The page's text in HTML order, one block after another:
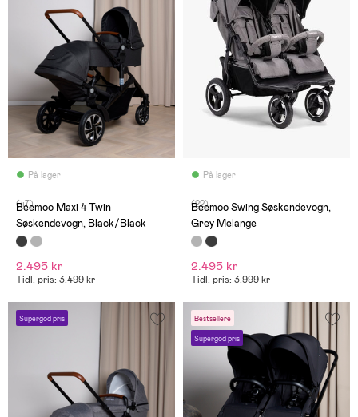
På lager
(47)
Beemoo Maxi 4 Twin
Søskendevogn, Black/Black
2.495 kr
Tidl. pris: 3.499 kr
På lager
(22)
Beemoo Swing Søskendevogn,
Grey Melange
2.495 kr
Tidl. pris: 3.999 kr
Supergod pris Bestsellere
Supergod pris